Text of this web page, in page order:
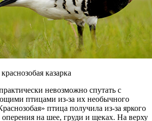
казарка
невозможно спутать с
птицами из-за их необычного
птица получила из-за яркого
оперения на шее, груди и щеках. На верху